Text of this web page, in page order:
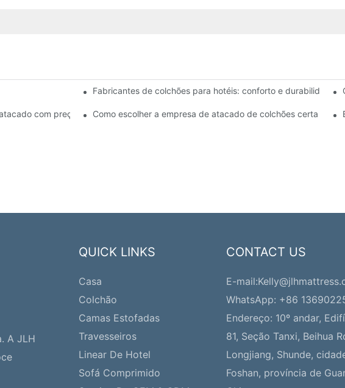
atacado de camas para sua lojaFabricantes de colchões para hotéis: conforto e durabilidade
com preços competitivosComo escolher a empresa de atacado de colchões certa para
A JLH
QUICK LINKS
Casa
Colchão
Camas Estofadas
Travesseiros
Linear De Hotel
Sofá Comprimido
CONTACT US
E-mail:
WhatsApp: +86
Endereço: 10º andar,
81, Seção Tanxi, Beihua
Longjiang, Shunde,
Foshan, província de